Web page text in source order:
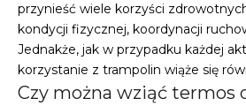
przynieść wiele korzyści
kondycji fizycznej, koordynacji
Jednakże, jak w przypadku każdej
korzystanie z trampolin wiąże się
Czy można wziąć termos